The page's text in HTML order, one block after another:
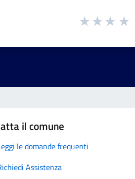
il comune
le domande frequenti
Assistenza